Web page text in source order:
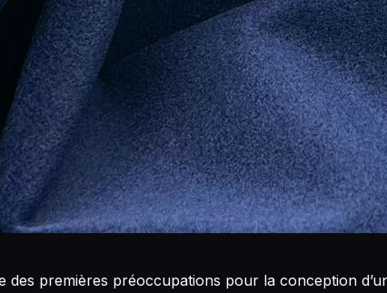
des premières préoccupations pour la conception